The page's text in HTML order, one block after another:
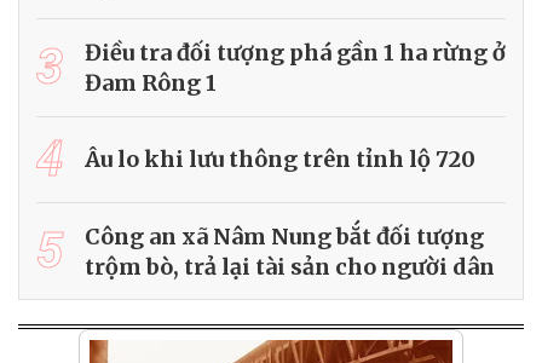
3
Điều tra đối tượng phá gần 1 ha rừng ở
Đam Rông 1
4 Âu lo khi lưu thông trên tỉnh lộ 720
5
Công an xã Nâm Nung bắt đối tượng
trộm bò, trả lại tài sản cho người dân